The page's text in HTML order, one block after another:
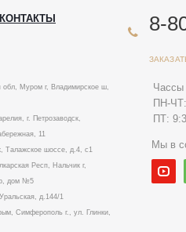
КОНТАКТЫ
обл, Муром г, Владимирское ш,
г. Петрозаводск,
11
Талажское шоссе, д.4, с1
Респ, Нальчик г,
дом №5
д.144/1
Симферополь г., ул. Глинки,
8-
Чассы
ПН-
ПТ:
Мы в